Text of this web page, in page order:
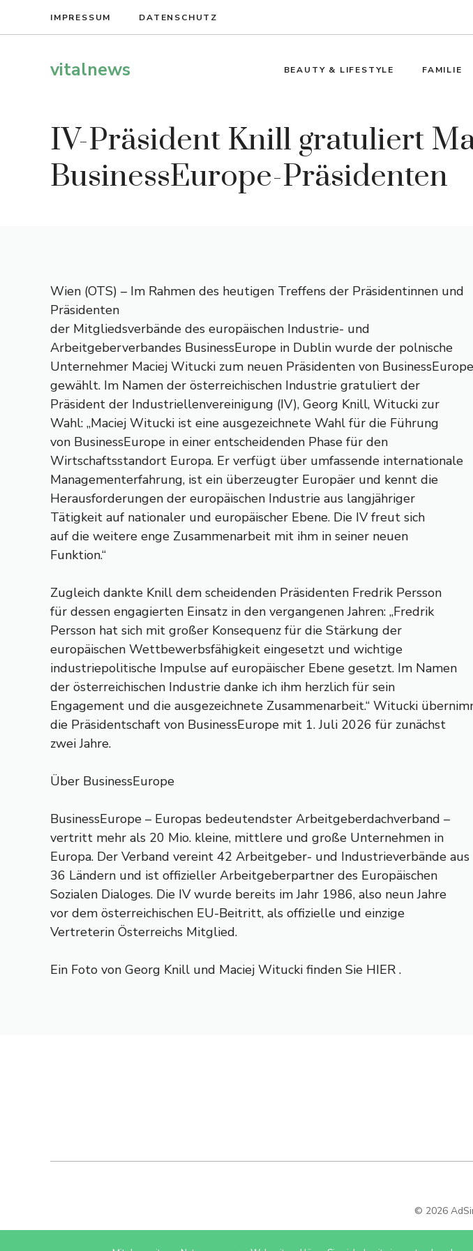
IMPRESSUM DATENSCHUTZ
vitalnews BEAUTY & LIFESTYLE FAMILIE
IV-Präsident Knill gratuliert
BusinessEurope-Präsidenten
Wien (OTS) – Im Rahmen des heutigen Treffens der Präsidentinnen und
Präsidenten
der Mitgliedsverbände des europäischen Industrie- und
Arbeitgeberverbandes BusinessEurope in Dublin wurde der polnische
Unternehmer Maciej Witucki zum neuen Präsidenten von BusinessEurope
gewählt. Im Namen der österreichischen Industrie gratuliert der
Präsident der Industriellenvereinigung (IV), Georg Knill, Witucki zur
Wahl: „Maciej Witucki ist eine ausgezeichnete Wahl für die Führung
von BusinessEurope in einer entscheidenden Phase für den
Wirtschaftsstandort Europa. Er verfügt über umfassende internationale
Managementerfahrung, ist ein überzeugter Europäer und kennt die
Herausforderungen der europäischen Industrie aus langjähriger
Tätigkeit auf nationaler und europäischer Ebene. Die IV freut sich
auf die weitere enge Zusammenarbeit mit ihm in seiner neuen
Funktion.“
Zugleich dankte Knill dem scheidenden Präsidenten Fredrik Persson
für dessen engagierten Einsatz in den vergangenen Jahren: „Fredrik
Persson hat sich mit großer Konsequenz für die Stärkung der
europäischen Wettbewerbsfähigkeit eingesetzt und wichtige
industriepolitische Impulse auf europäischer Ebene gesetzt. Im Namen
der österreichischen Industrie danke ich ihm herzlich für sein
Engagement und die ausgezeichnete Zusammenarbeit.“ Witucki
die Präsidentschaft von BusinessEurope mit 1. Juli 2026 für zunächst
zwei Jahre.
Über BusinessEurope
BusinessEurope – Europas bedeutendster Arbeitgeberdachverband –
vertritt mehr als 20 Mio. kleine, mittlere und große Unternehmen in
Europa. Der Verband vereint 42 Arbeitgeber- und Industrieverbände aus
36 Ländern und ist offizieller Arbeitgeberpartner des Europäischen
Sozialen Dialoges. Die IV wurde bereits im Jahr 1986, also neun Jahre
vor dem österreichischen EU-Beitritt, als offizielle und einzige
Vertreterin Österreichs Mitglied.
Ein Foto von Georg Knill und Maciej Witucki finden Sie HIER .
© 2026